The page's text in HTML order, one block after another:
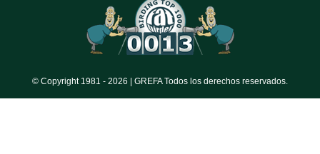
© Copyright 1981 - 2026 | GREFA Todos los derechos reservados.